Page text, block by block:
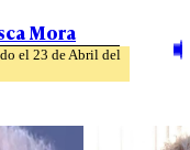
Mora
el 23 de Abril del